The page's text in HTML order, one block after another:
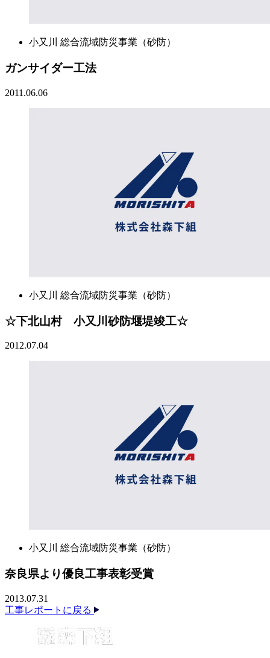
小又川 総合流域防災事業（砂防）
ガンサイダー工法
2011.06.06
小又川 総合流域防災事業（砂防）
☆下北山村 小又川砂防堰堤竣工☆
2012.07.04
小又川 総合流域防災事業（砂防）
奈良県より優良工事表彰受賞
2013.07.31
工事レポートに戻る